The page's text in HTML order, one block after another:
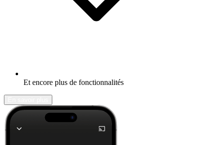
Et encore plus de fonctionnalités